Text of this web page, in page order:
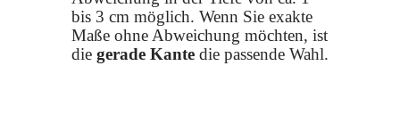
bis 3 cm möglich. Wenn Sie exakte
Maße ohne Abweichung möchten, ist
die gerade Kante die passende Wahl.